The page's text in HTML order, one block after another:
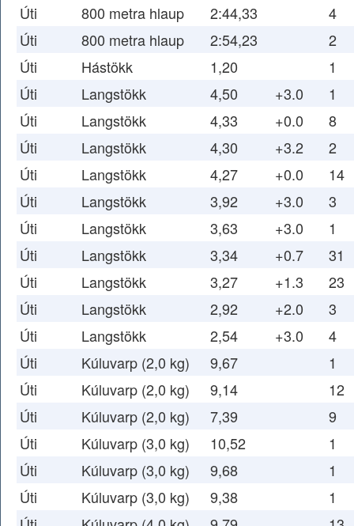
Úti
800 metra hlaup 2:44,33
4
Úti
800 metra hlaup 2:54,23
2
Úti
Hástökk 1,20
1
Úti
Langstökk 4,50 +3.0
1
Úti
Langstökk 4,33 +0.0
8
Úti
Langstökk 4,30 +3.2
2
Úti
Langstökk 4,27 +0.0
14
Úti
Langstökk 3,92 +3.0
3
Úti
Langstökk 3,63 +3.0
1
Úti
Langstökk 3,34 +0.7
31
Úti
Langstökk 3,27 +1.3
23
Úti
Langstökk 2,92 +2.0
3
Úti
Langstökk 2,54 +3.0
4
Úti
Kúluvarp (2,0 kg) 9,67
1
Úti
Kúluvarp (2,0 kg) 9,14
12
Úti
Kúluvarp (2,0 kg) 7,39
9
Úti
Kúluvarp (3,0 kg) 10,52
1
Úti
Kúluvarp (3,0 kg) 9,68
1
Úti
Kúluvarp (3,0 kg) 9,38
1